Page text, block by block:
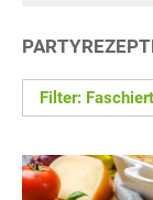
Filter: